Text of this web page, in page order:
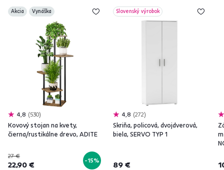
Akcia Vynáška
4,8 530
Kovový stojan na kvety,
čierna/rustikálne drevo, ADITE
27 €
22,90 € -15%
Slovenský výrobok
4,8 272
Skriňa, policová, dvojdverová,
biela, SERVO TYP 1
89 €